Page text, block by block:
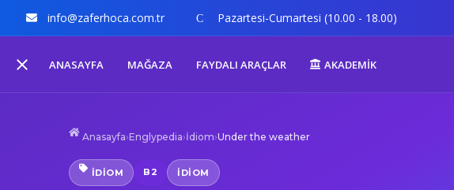
info@zaferhoca.com.tr Pazartesi-Cumartesi (10.00 - 18.00)
ANASAYFA MAĞAZA FAYDALI ARAÇLAR AKADEMİK
Anasayfa›Englypedia›İdiom›Under the weather
İDIOM B2 IDIOM